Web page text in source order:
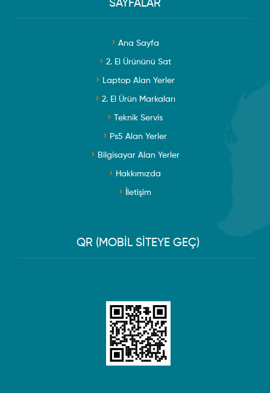
SAYFALAR
Ana Sayfa
2. El Ürününü Sat
Laptop Alan Yerler
2. El Ürün Markaları
Teknik Servis
Ps5 Alan Yerler
Bilgisayar Alan Yerler
Hakkımızda
İletişim
QR (MOBİL SİTEYE GEÇ)